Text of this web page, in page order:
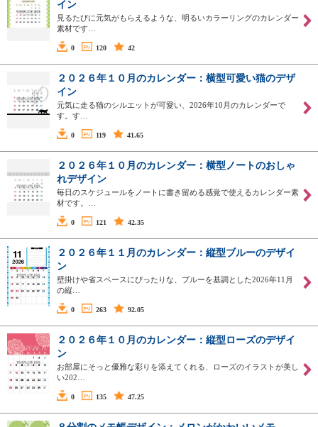
イン
見るたびに元気がもらえるような、明るいカラーリングのカレンダー
素材です…
0 120 42
２０２６年１０月のカレンダー：横型可愛い猫のデザ
イン
元気に走る猫のシルエットが可愛い、2026年10月のカレンダーで
す。す…
0 119 41.65
２０２６年１０月のカレンダー：横型ノートのおしゃ
れデザイン
毎日のスケジュールをノートに書き留める感覚で使えるカレンダー素
材です。…
0 121 42.35
２０２６年１１月のカレンダー：縦型ブルーのデザイ
ン
壁掛けや省スペースにぴったりな、ブルーを基調とした2026年11月
の縦…
0 263 92.05
２０２６年１０月のカレンダー：縦型ローズのデザイ
ン
お部屋にそっと優雅な彩りを添えてくれる、ローズのイラストが美し
い202…
0 135 47.25